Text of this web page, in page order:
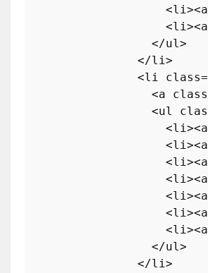
<li><a
<li><a
</ul>
</li>
<li class=
<a class
<ul
<li><a
<li><a
<li><a
<li><a
<li><a
<li><a
<li><a
</ul>
</li>